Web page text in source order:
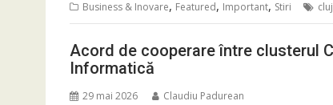
Business & Inovare, Featured, Important, Stiri
Acord de cooperare între clusterul
Informatică
29 mai 2026 Claudiu Padurean